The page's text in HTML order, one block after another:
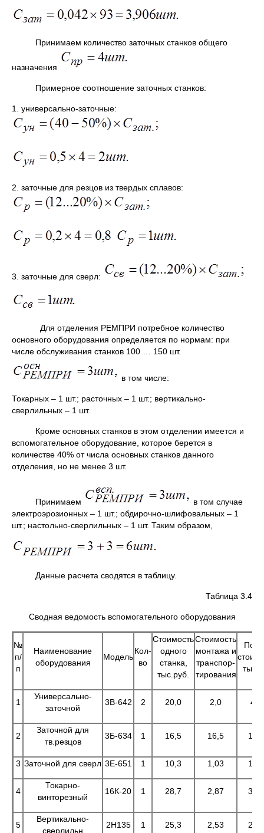
Принимаем количество заточных станков общего
назначения
Примерное соотношение заточных станков:
1. универсально-заточные:
2. заточные для резцов из твердых сплавов:
3. заточные для сверл:
Для отделения РЕМПРИ потребное количество
основного оборудования определяется по нормам: при
числе обслуживания станков 100 … 150 шт.
в том числе:
Токарных – 1 шт.; расточных – 1 шт.; вертикально-
сверлильных – 1 шт.
Кроме основных станков в этом отделении имеется и
вспомогательное оборудование, которое берется в
количестве 40% от числа основных станков данного
отделения, но не менее 3 шт.
Принимаем
в том случае
электроэрозионных – 1 шт.; обдирочно-шлифовальных – 1
шт.; настольно-сверлильных – 1 шт. Таким образом,
Данные расчета сводятся в таблицу.
Таблица 3.4
Сводная ведомость вспомогательного оборудования
№
п/
п
Наименование
оборудования
Модель
Кол-
во
Стоимость
одного
станка,
тыс.руб.
Стоимость
монтажа и
транспор-
тирования
1
Универсально-
заточной
3В-642 2 20,0 2,0
2
Заточной для
тв.резцов
3Б-634 1 16,5 16,5
3 Заточной для сверл 3Е-651 1 10,3 1,03
4
Токарно-
винторезный
16К-20 1 28,7 2,87
5
Вертикально-
сверлильн
2Н135 1 25,3 2,53